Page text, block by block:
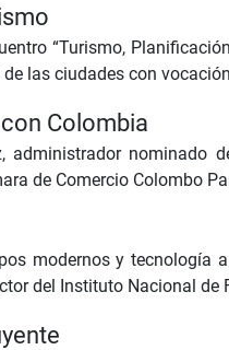
“Turismo,
las ciudades con
Colombia
administrador nominado
de Comercio Colombo
modernos y tecnología
del Instituto Nacional de